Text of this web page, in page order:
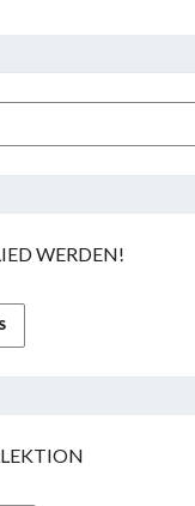
WERDEN!